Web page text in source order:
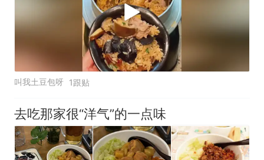
叫我土豆包呀 1跟贴
去吃那家很“洋气”的一点味